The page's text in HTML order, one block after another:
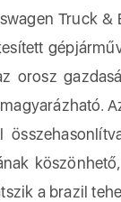
Truck
orosz
a brazil